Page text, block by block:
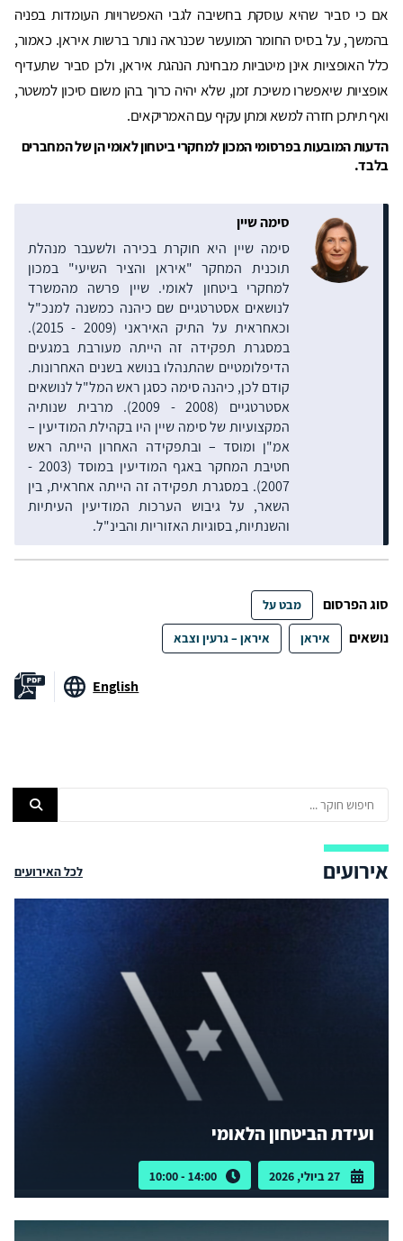
אם כי סביר שהיא עוסקת בחשיבה לגבי האפשרויות העומדות בפניה
בהמשך, על בסיס החומר המועשר שכנראה נותר ברשות איראן. כאמור,
כלל האופציות אינן מיטביות מבחינת הנהגת איראן, ולכן סביר שתעדיף
אופציות שיאפשרו משיכת זמן, שלא יהיה כרוך בהן משום סיכון למשטר,
ואף תיתכן חזרה למשא ומתן עקיף עם האמריקאים.
הדעות המובעות בפרסומי המכון למחקרי ביטחון לאומי הן של המחברים
בלבד.
סימה שיין
סימה שיין היא חוקרת בכירה ולשעבר מנהלת
תוכנית המחקר "איראן והציר השיעי" במכון
למחקרי ביטחון לאומי. שיין פרשה מהמשרד
לנושאים אסטרטגיים שם כיהנה כמשנה למנכ"ל
וכאחראית על התיק האיראני (2009 - 2015).
במסגרת תפקידה זה הייתה מעורבת במגעים
הדיפלומטיים שהתנהלו בנושא בשנים האחרונות.
קודם לכן, כיהנה סימה כסגן ראש המל"ל לנושאים
אסטרטגיים (2008 - 2009). מרבית שנותיה
המקצועיות של סימה שיין היו בקהילת המודיעין –
אמ"ן ומוסד – ובתפקידה האחרון הייתה ראש
חטיבת המחקר באגף המודיעין במוסד (2003 -
2007). במסגרת תפקידה זה הייתה אחראית, בין
השאר, על גיבוש הערכות המודיעין העיתיות
והשנתיות, בסוגיות האזוריות והבינ"ל.
סוג הפרסום מבט על
נושאים איראן איראן – גרעין וצבא
English
אירועים לכל האירועים
ועידת הביטחון הלאומי
27 ביולי, 2026 14:00 - 10:00